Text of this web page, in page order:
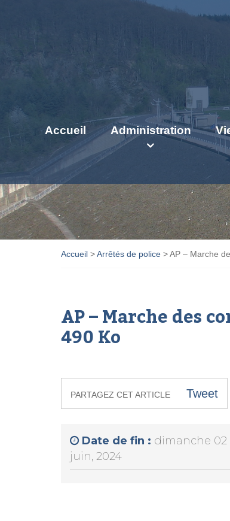
Accueil Administration
Accueil >Arrêtés de police >AP – Marche
AP – Marche des
490 Ko
PARTAGEZ CET ARTICLE Tweet
Date de fin : dimanche 02
juin, 2024